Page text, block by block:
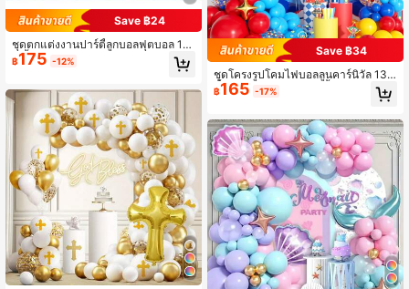
Save ฿24
ชุดตกแต่งงานปาร์ตี้ลูกบอลฟุตบอล 13
2 ชิ้น ชุดโครงลูกโป่งอาร์ชฟุตบอลพร้อ
มลูกบอลสีน้ำเงินขาวโคลง ลูกโป่งพิมพ์
แฟน ตกแต่งปาร์ตี้
฿175 -12%
Save ฿34
ชุดโครงรูปโคมไฟบอลลูนคาร์นิวัล 137
ชิ้น สีแดงเทา สีเหลือง สีน้ำเงินพาสเทลสี
พื้นฐานสีปฐมภูมิ ชุดโครงรูปโคมไฟบอ
สำหรับตกแต่งงานคาร์นิวัลวันเกิด
฿165 -17%